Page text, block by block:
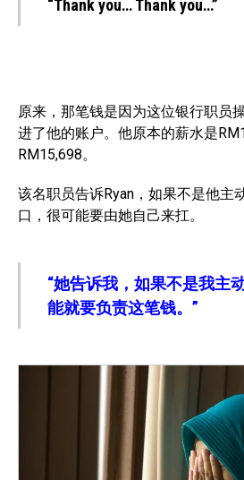
“Thank you… Thank you…”
原来，那笔钱是因为这位银行职员
进了他的账户。他原本的薪水是
RM15,698。
该名职员告诉Ryan，如果不是他主
口，很可能要由她自己来扛。
“她告诉我，如果不是我主
能就要负责这笔钱。”